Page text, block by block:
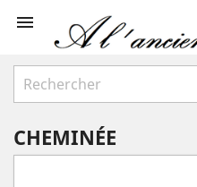

CHEMINÉE